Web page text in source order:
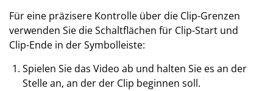
Für eine präzisere Kontrolle über die Clip-Grenzen
verwenden Sie die Schaltflächen für Clip-Start und
Clip-Ende in der Symbolleiste:
Spielen Sie das Video ab und halten Sie es an der
Stelle an, an der der Clip beginnen soll.